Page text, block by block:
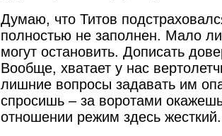
Думаю, что Титов
полностью не заполнен. Мало
могут остановить. Дописать
Вообще, хватает у нас
лишние вопросы задавать им
спросишь – за воротами
отношении режим здесь жесткий.